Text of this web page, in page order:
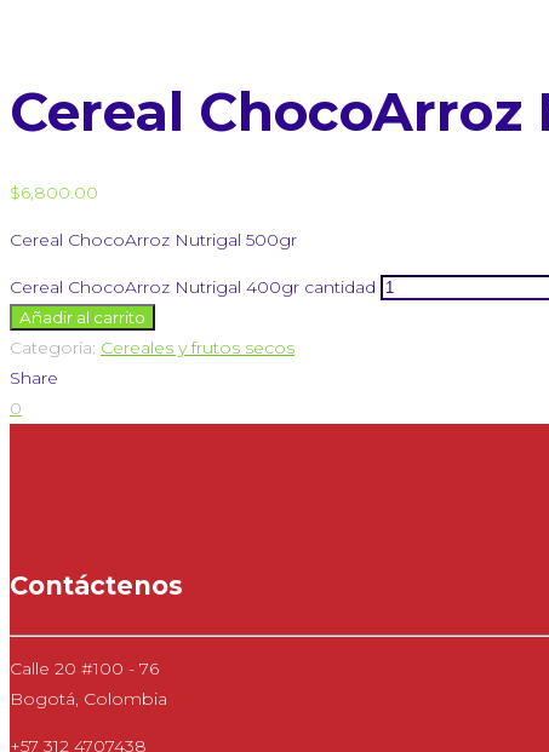
Cereal
$6,800.00
Cereal ChocoArroz Nutrigal 500gr
Cereal ChocoArroz Nutrigal 400gr cantidad
Añadir al carrito
Categoría: Cereales y frutos secos
Share
0
Contáctenos
Calle 20 #100 - 76
Bogotá, Colombia
+57 312 4707438